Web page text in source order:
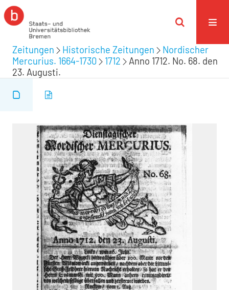
Zeitungen Historische Zeitungen
Nordischer
Mercurius. 1664-1730
1712
Anno 1712. No. 68. den
23. Augusti.